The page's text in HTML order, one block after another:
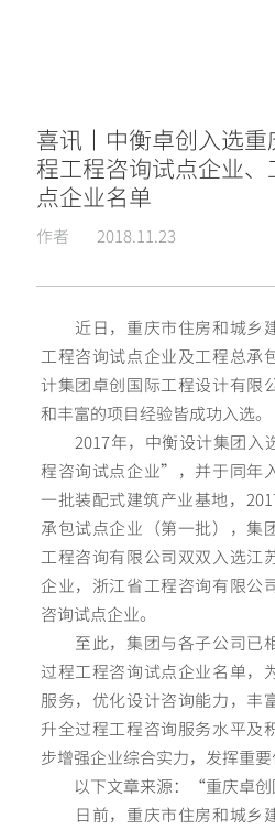
喜讯丨中衡卓创入选
程工程咨询试点企业
点企业名单
作者 2018.11.23
近日，重庆市住房和城乡
工程咨询试点企业及工程总承
计集团卓创国际工程设计有限
和丰富的项目经验皆成功入选。
2017年，中衡设计集团入
程咨询试点企业”，并于同年
一批装配式建筑产业基地，
承包试点企业（第一批），集
工程咨询有限公司双双入选江
企业，浙江省工程咨询有限公
咨询试点企业。
至此，集团与各子公司已
过程工程咨询试点企业名单，
服务，优化设计咨询能力，丰
升全过程工程咨询服务水平及
步增强企业综合实力，发挥重要
以下文章来源：“重庆卓创
日前，重庆市住房和城乡